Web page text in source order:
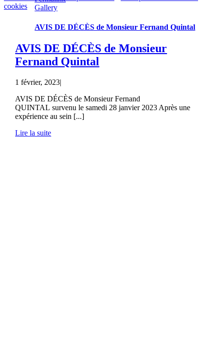
Gallery
AVIS DE DÉCÈS de Monsieur Fernand Quintal
AVIS DE DÉCÈS de Monsieur
Fernand Quintal
1 février, 2023|
AVIS DE DÉCÈS de Monsieur Fernand
QUINTAL survenu le samedi 28 janvier 2023 Après une
expérience au sein [...]
Lire la suite
cookies